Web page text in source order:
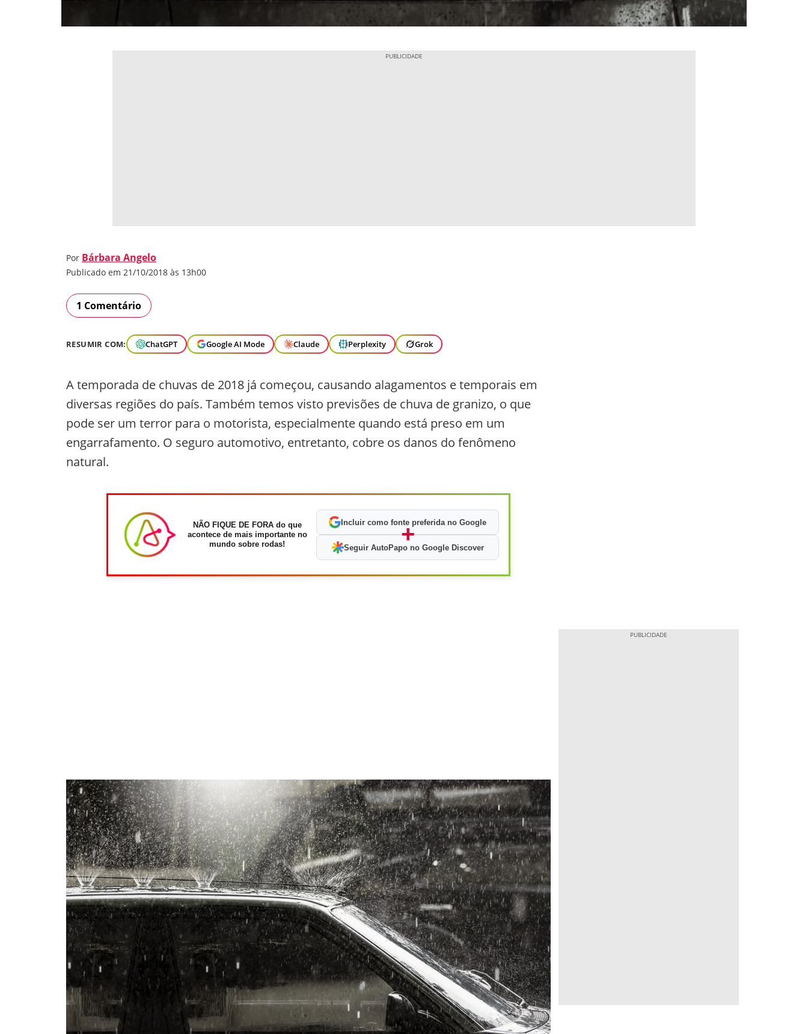
Por Bárbara Angelo
Publicado em 21/10/2018 às 13h00
1 Comentário
RESUMIR COM: ChatGPT Google AI Mode Claude Perplexity Grok
A temporada de chuvas de 2018 já começou, causando alagamentos e temporais em
diversas regiões do país. Também temos visto previsões de chuva de granizo, o que
pode ser um terror para o motorista, especialmente quando está preso em um
engarrafamento. O seguro automotivo, entretanto, cobre os danos do fenômeno
natural.
NÃO FIQUE DE FORA do que
acontece de mais importante no
mundo sobre rodas!
Incluir como fonte preferida no Google
+
Seguir AutoPapo no Google Discover